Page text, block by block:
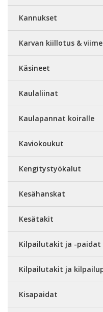
Kannukset
Karvan kiillotus &
Käsineet
Kaulaliinat
Kaulapannat koiralle
Kaviokoukut
Kengitystyökalut
Kesähanskat
Kesätakit
Kilpailutakit ja -paidat
Kilpailutakit ja
Kisapaidat